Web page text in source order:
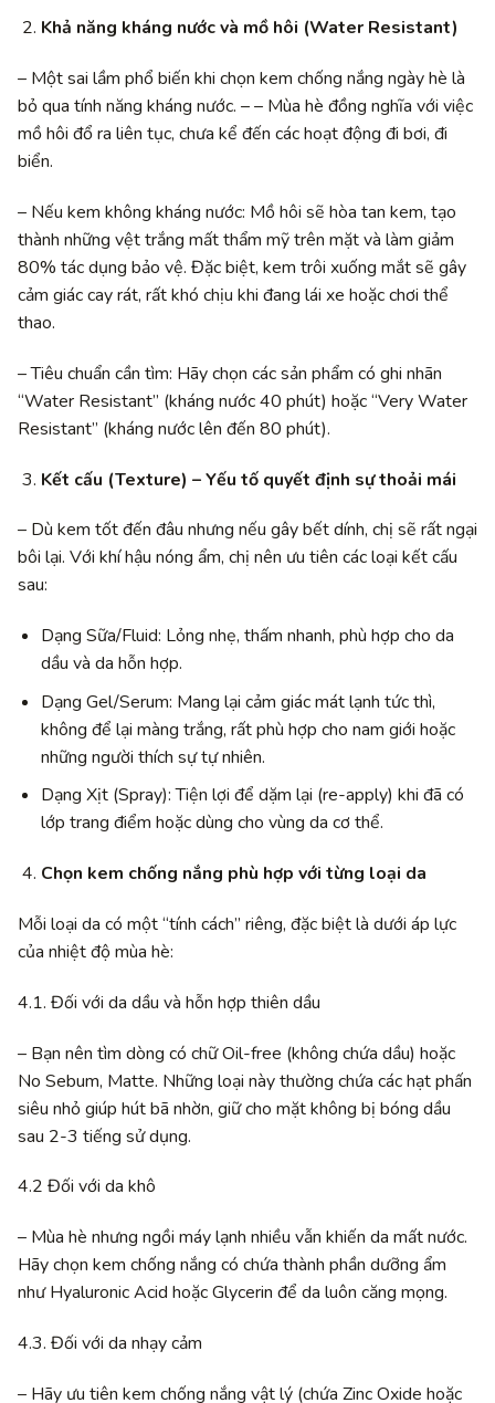
Khả năng kháng nước và mồ hôi (Water Resistant)
– Một sai lầm phổ biến khi chọn kem chống nắng ngày hè là
bỏ qua tính năng kháng nước. – – Mùa hè đồng nghĩa với việc
mồ hôi đổ ra liên tục, chưa kể đến các hoạt động đi bơi, đi
biển.
– Nếu kem không kháng nước: Mồ hôi sẽ hòa tan kem, tạo
thành những vệt trắng mất thẩm mỹ trên mặt và làm giảm
80% tác dụng bảo vệ. Đặc biệt, kem trôi xuống mắt sẽ gây
cảm giác cay rát, rất khó chịu khi đang lái xe hoặc chơi thể
thao.
– Tiêu chuẩn cần tìm: Hãy chọn các sản phẩm có ghi nhãn
“Water Resistant” (kháng nước 40 phút) hoặc “Very Water
Resistant” (kháng nước lên đến 80 phút).
Kết cấu (Texture) – Yếu tố quyết định sự thoải mái
– Dù kem tốt đến đâu nhưng nếu gây bết dính, chị sẽ rất ngại
bôi lại. Với khí hậu nóng ẩm, chị nên ưu tiên các loại kết cấu
sau:
Dạng Sữa/Fluid: Lỏng nhẹ, thấm nhanh, phù hợp cho da
dầu và da hỗn hợp.
Dạng Gel/Serum: Mang lại cảm giác mát lạnh tức thì,
không để lại màng trắng, rất phù hợp cho nam giới hoặc
những người thích sự tự nhiên.
Dạng Xịt (Spray): Tiện lợi để dặm lại (re-apply) khi đã có
lớp trang điểm hoặc dùng cho vùng da cơ thể.
Chọn kem chống nắng phù hợp với từng loại da
Mỗi loại da có một “tính cách” riêng, đặc biệt là dưới áp lực
của nhiệt độ mùa hè:
4.1. Đối với da dầu và hỗn hợp thiên dầu
– Bạn nên tìm dòng có chữ Oil-free (không chứa dầu) hoặc
No Sebum, Matte. Những loại này thường chứa các hạt phấn
siêu nhỏ giúp hút bã nhờn, giữ cho mặt không bị bóng dầu
sau 2-3 tiếng sử dụng.
4.2 Đối với da khô
– Mùa hè nhưng ngồi máy lạnh nhiều vẫn khiến da mất nước.
Hãy chọn kem chống nắng có chứa thành phần dưỡng ẩm
như Hyaluronic Acid hoặc Glycerin để da luôn căng mọng.
4.3. Đối với da nhạy cảm
– Hãy ưu tiên kem chống nắng vật lý (chứa Zinc Oxide hoặc